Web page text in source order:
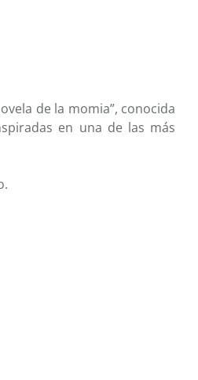
de la momia”, conocida
en una de las más